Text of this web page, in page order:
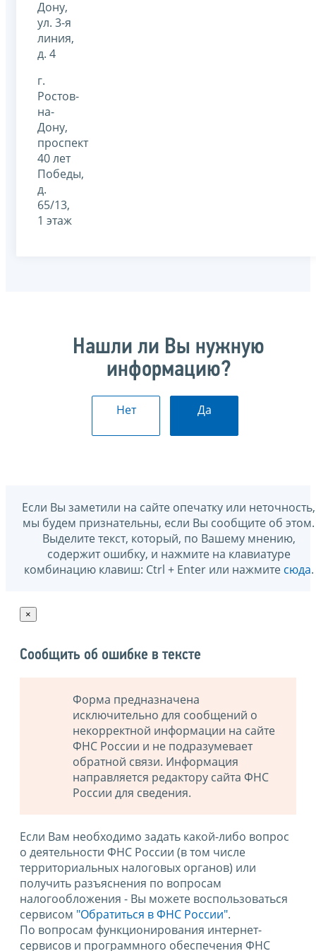
Дону,
ул. 3-я
линия,
д. 4
г.
Ростов-
на-
Дону,
проспект
40 лет
Победы,
д.
65/13,
1 этаж
Нашли ли Вы нужную
информацию?
Нет Да
Если Вы заметили на сайте опечатку или неточность,
мы будем признательны, если Вы сообщите об этом.
Выделите текст, который, по Вашему мнению,
содержит ошибку, и нажмите на клавиатуре
комбинацию клавиш: Ctrl + Enter или нажмите сюда.
×
Сообщить об ошибке в тексте
Форма предназначена
исключительно для сообщений о
некорректной информации на сайте
ФНС России и не подразумевает
обратной связи. Информация
направляется редактору сайта ФНС
России для сведения.
Если Вам необходимо задать какой-либо вопрос
о деятельности ФНС России (в том числе
территориальных налоговых органов) или
получить разъяснения по вопросам
налогообложения - Вы можете воспользоваться
сервисом "Обратиться в ФНС России".
По вопросам функционирования интернет-
сервисов и программного обеспечения ФНС